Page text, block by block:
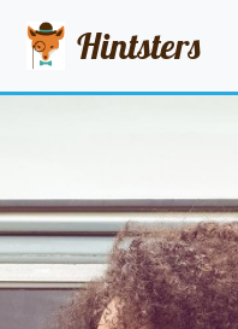
Hintsters